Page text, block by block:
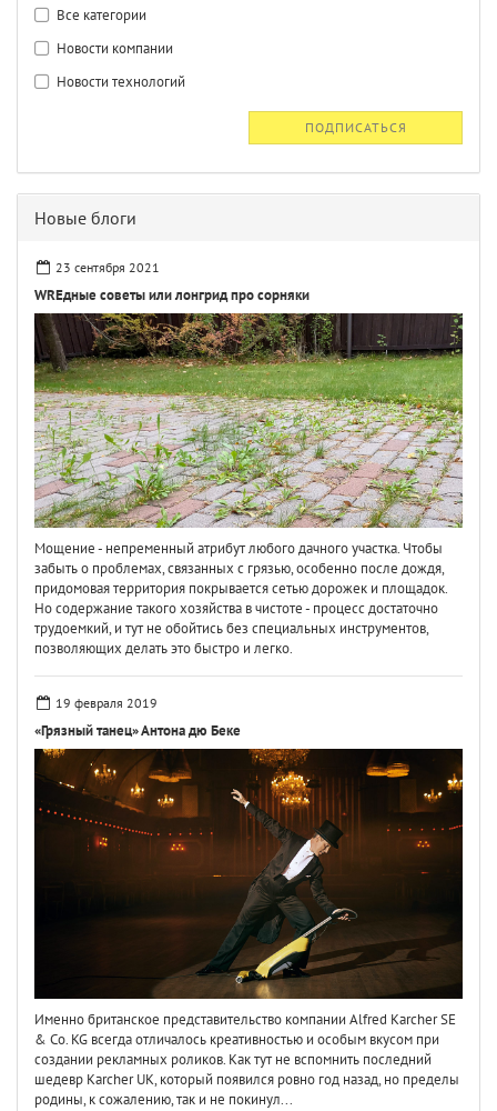
Все категории
Новости компании
Новости технологий
ПОДПИСАТЬСЯ
Новые блоги
23 сентября 2021
WREдные советы или лонгрид про сорняки
Мощение - непременный атрибут любого дачного участка. Чтобы
забыть о проблемах, связанных с грязью, особенно после дождя,
придомовая территория покрывается сетью дорожек и площадок.
Но содержание такого хозяйства в чистоте - процесс достаточно
трудоемкий, и тут не обойтись без специальных инструментов,
позволяющих делать это быстро и легко.
19 февраля 2019
«Грязный танец» Антона дю Беке
Именно британское представительство компании Alfred Karcher SE
& Co. KG всегда отличалось креативностью и особым вкусом при
создании рекламных роликов. Как тут не вспомнить последний
шедевр Karcher UK, который появился ровно год назад, но пределы
родины, к сожалению, так и не покинул...